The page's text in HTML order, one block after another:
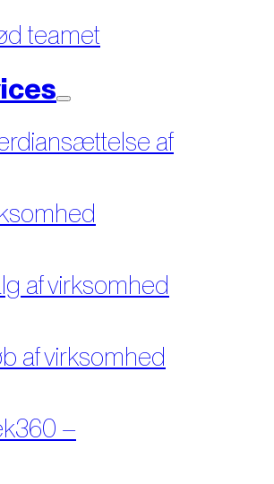
teamet
af
af virksomhed
af virksomhed
–